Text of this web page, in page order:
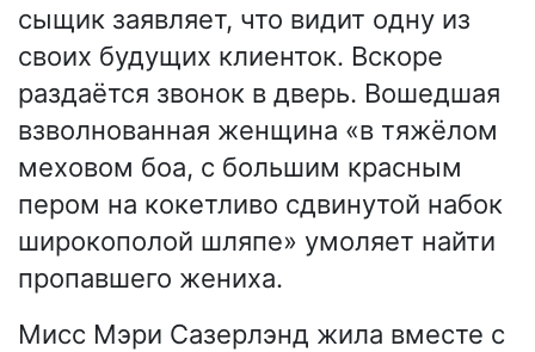
сыщик заявляет, что видит одну из
своих будущих клиенток. Вскоре
раздаётся звонок в дверь. Вошедшая
взволнованная женщина «в тяжёлом
меховом боа, с большим красным
пером на кокетливо сдвинутой набок
широкополой шляпе» умоляет найти
пропавшего жениха.
Мисс Мэри Сазерлэнд жила вместе с